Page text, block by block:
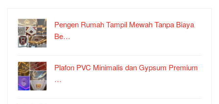
Pengen Rumah Tampil Mewah Tanpa Biaya
Be…
Plafon PVC Minimalis dan Gypsum Premium
…